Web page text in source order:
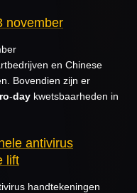
november
en Chinese
Bovendien zijn er
-day kwetsbaarheden in
antivirus
lift
handtekeningen